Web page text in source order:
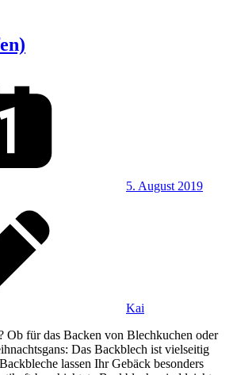
5. August 2019
Kai
Ob für das Backen von Blechkuchen oder
Das Backblech ist vielseitig
lassen Ihr Gebäck besonders